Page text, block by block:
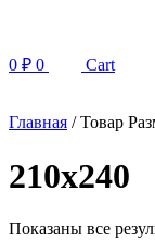
0 ₽ 0 Cart
Главная / Товар
210х240
Показаны все